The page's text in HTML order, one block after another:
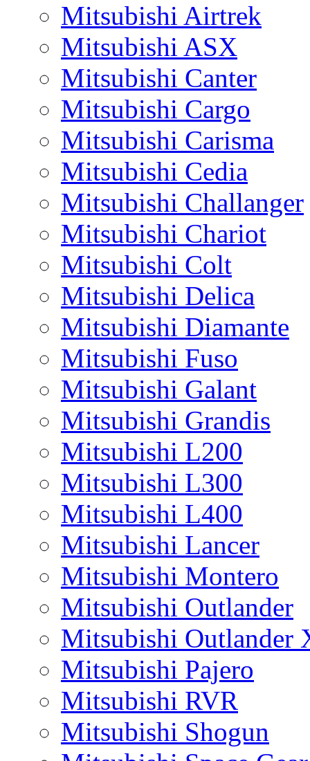
Mitsubishi Airtrek
Mitsubishi ASX
Mitsubishi Canter
Mitsubishi Cargo
Mitsubishi Carisma
Mitsubishi Cedia
Mitsubishi Challanger
Mitsubishi Chariot
Mitsubishi Colt
Mitsubishi Delica
Mitsubishi Diamante
Mitsubishi Fuso
Mitsubishi Galant
Mitsubishi Grandis
Mitsubishi L200
Mitsubishi L300
Mitsubishi L400
Mitsubishi Lancer
Mitsubishi Montero
Mitsubishi Outlander
Mitsubishi Outlander
Mitsubishi Pajero
Mitsubishi RVR
Mitsubishi Shogun